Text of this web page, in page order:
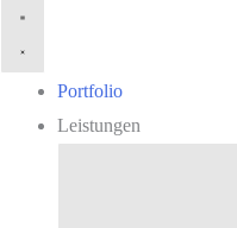
Portfolio
Leistungen